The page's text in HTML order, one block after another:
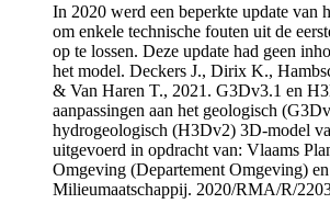
In 2020 werd een beperkte update van
om enkele technische fouten uit de
op te lossen. Deze update had geen
het model. Deckers J., Dirix K.,
& Van Haren T., 2021. G3Dv3.1 en
aanpassingen aan het geologisch
hydrogeologisch (H3Dv2) 3D-model
uitgevoerd in opdracht van: Vlaams
Omgeving (Departement Omgeving)
Milieumaatschappij. 2020/RMA/R/